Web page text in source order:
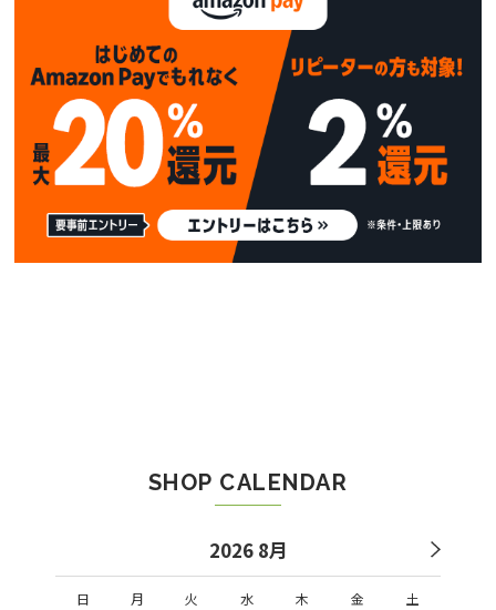
SHOP CALENDAR
2026 8月
日 月 火 水 木 金 土